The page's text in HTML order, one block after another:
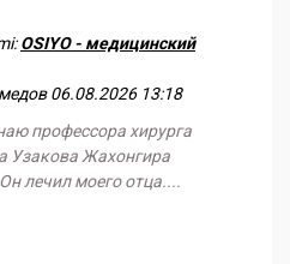
OSIYO - медицинский
06.08.2026 13:18
профессора хирурга
Узакова Жахонгира
лечил моего отца....